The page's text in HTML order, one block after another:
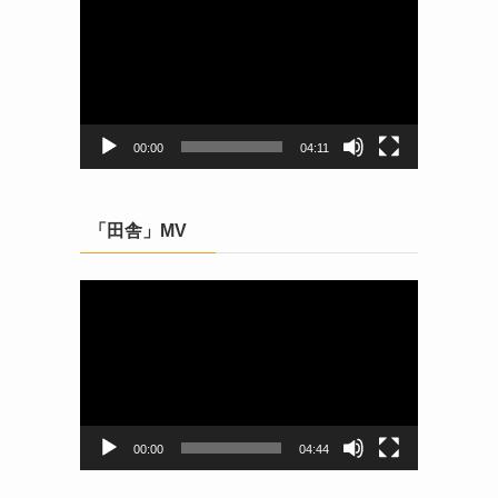
00:00 04:11
「田舎」MV
00:00 04:44